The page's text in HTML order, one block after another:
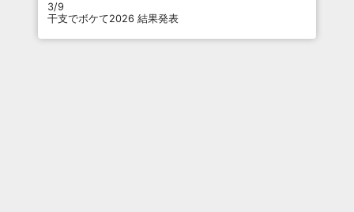
3/9
干支でボケて2026 結果発表